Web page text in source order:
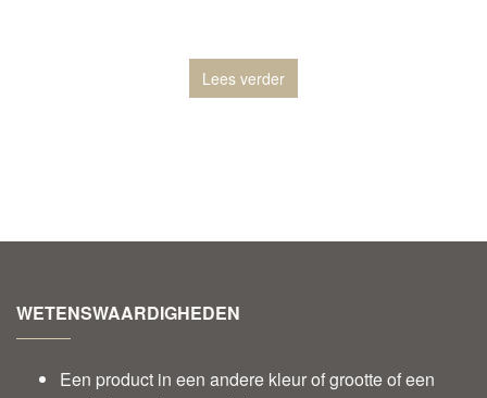
Lees verder
WETENSWAARDIGHEDEN
Een product in een andere kleur of grootte of een